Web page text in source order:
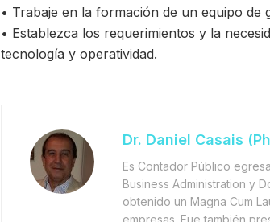
• Trabaje en la formación de un equipo de
• Establezca los requerimientos y la
tecnología y operatividad.
Dr. Daniel Casais
Es Contador Público
Business Administration y
obtenido un Magna Cum
empresas. Fue también